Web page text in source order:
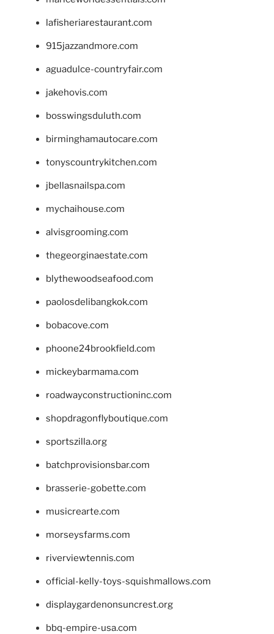
lafisheriarestaurant.com
915jazzandmore.com
aguadulce-countryfair.com
jakehovis.com
bosswingsduluth.com
birminghamautocare.com
tonyscountrykitchen.com
jbellasnailspa.com
mychaihouse.com
alvisgrooming.com
thegeorginaestate.com
blythewoodseafood.com
paolosdelibangkok.com
bobacove.com
phoone24brookfield.com
mickeybarmama.com
roadwayconstructioninc.com
shopdragonflyboutique.com
sportszilla.org
batchprovisionsbar.com
brasserie-gobette.com
musicrearte.com
morseysfarms.com
riverviewtennis.com
official-kelly-toys-squishmallows.com
displaygardenonsuncrest.org
bbq-empire-usa.com